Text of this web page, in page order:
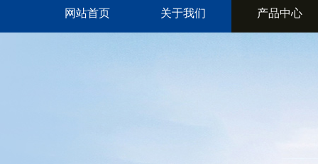
网站首页 关于我们 产品中心